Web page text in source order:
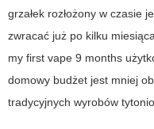
grzałek rozłożony w czasie
zwracać już po kilku
my first vape 9 months
domowy budżet jest mniej
tradycyjnych wyrobów